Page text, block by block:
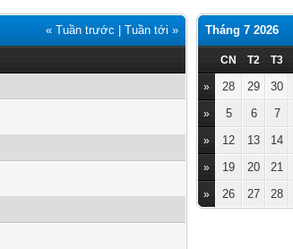
« Tuần trước |Tuần tới » Tháng 7 2026
CN T2 T3
» 28 29 30
» 5 6 7
» 12 13 14
» 19 20 21
» 26 27 28